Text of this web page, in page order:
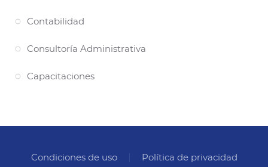
Contabilidad
Consultoría Administrativa
Capacitaciones
Condiciones de uso Política de privacidad